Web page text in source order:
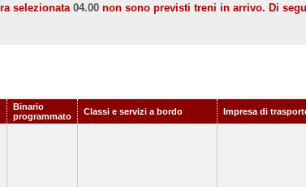
selezionata04.00 non sono previsti treni in arrivo. Di
Binario
programmato
Classi e servizi a bordo Impresa di